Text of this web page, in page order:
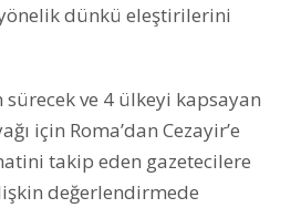
dünkü eleştirilerini
sürecek ve 4 ülkeyi kapsayan
için Roma’dan Cezayir’e
takip eden gazetecilere
değerlendirmede